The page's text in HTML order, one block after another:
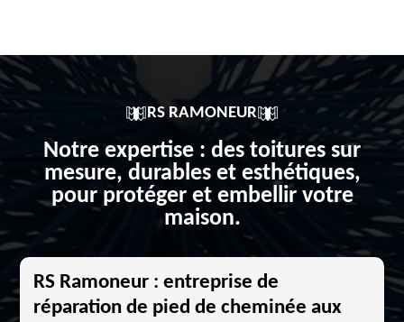
RS RAMONEUR
Notre expertise : des toitures sur
mesure, durables et esthétiques,
pour protéger et embellir votre
maison.
RS Ramoneur : entreprise de
réparation de pied de cheminée aux